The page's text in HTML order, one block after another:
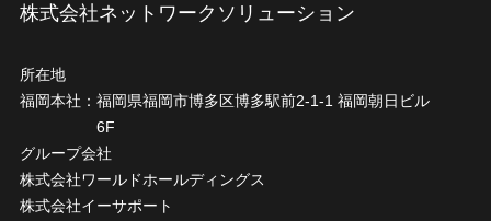
株式会社ネットワークソリューション
所在地
福岡本社： 福岡県福岡市博多区博多駅前2-1-1 福岡朝日ビル
6F
グループ会社
株式会社ワールドホールディングス
株式会社イーサポート